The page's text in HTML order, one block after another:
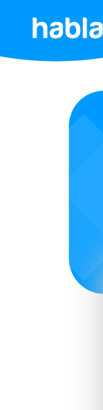
Mwanzo
SIGN UP